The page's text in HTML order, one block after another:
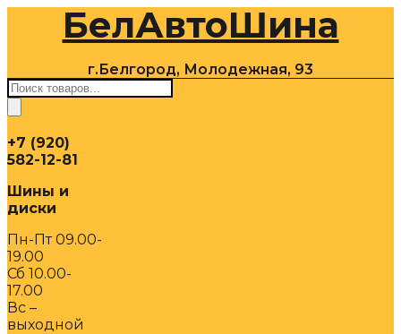
содержимомуБелАвтоШина
г.Белгород, Молодежная, 93
Поиск
товаров
+7 (920)
582-12-81
Шины и
диски
Пн-Пт 09.00-
19.00
Сб 10.00-
17.00
Вс –
выходной